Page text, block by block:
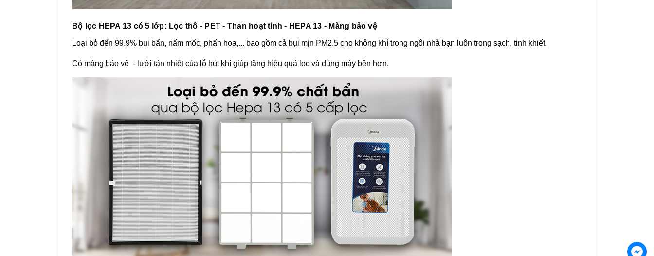
Bộ lọc HEPA 13 có 5 lớp: Lọc thô - PET - Than hoạt tính - HEPA 13 - Màng bảo vệ
Loại bỏ đến 99.9% bụi bẩn, nấm mốc, phấn hoa,... bao gồm cả bụi mịn PM2.5 cho không khí trong ngôi nhà bạn luôn trong sạch, tinh khiết.
Có màng bảo vệ - lưới tản nhiệt của lỗ hút khí giúp tăng hiệu quả lọc và dùng máy bền hơn.